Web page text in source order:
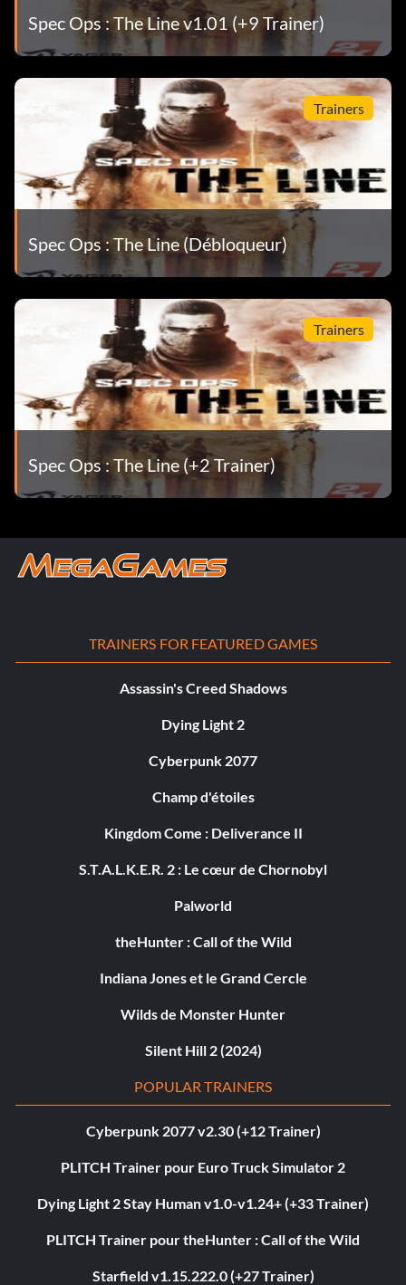
Spec Ops : The Line v1.01 (+9 Trainer)
Trainers
Spec Ops : The Line (Débloqueur)
Trainers
Spec Ops : The Line (+2 Trainer)
TRAINERS FOR FEATURED GAMES
Assassin's Creed Shadows
Dying Light 2
Cyberpunk 2077
Champ d'étoiles
Kingdom Come : Deliverance II
S.T.A.L.K.E.R. 2 : Le cœur de Chornobyl
Palworld
theHunter : Call of the Wild
Indiana Jones et le Grand Cercle
Wilds de Monster Hunter
Silent Hill 2 (2024)
POPULAR TRAINERS
Cyberpunk 2077 v2.30 (+12 Trainer)
PLITCH Trainer pour Euro Truck Simulator 2
Dying Light 2 Stay Human v1.0-v1.24+ (+33 Trainer)
PLITCH Trainer pour theHunter : Call of the Wild
Starfield v1.15.222.0 (+27 Trainer)